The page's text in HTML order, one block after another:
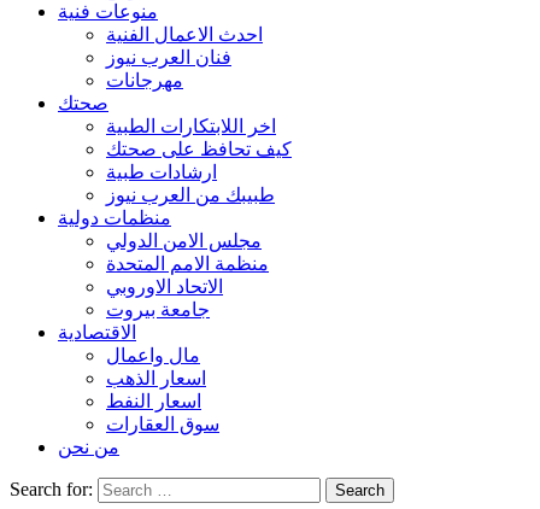
منوعات فنية
احدث الاعمال الفنية
فنان العرب نيوز
مهرجانات
صحتك
اخر اللابتكارات الطبية
كيف تحافظ على صحتك
ارشادات طبية
طبيبك من العرب نيوز
منظمات دولية
مجلس الامن الدولي
منظمة الامم المتحدة
الاتحاد الاوروبي
جامعة بيروت
الاقتصادية
مال واعمال
اسعار الذهب
اسعار النفط
سوق العقارات
من نحن
Search for: